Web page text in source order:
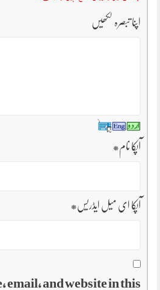
اپنا تبصرہ لکھیں
آپکا نام*
آپکا ای میل ایڈریس*
email, and website in this